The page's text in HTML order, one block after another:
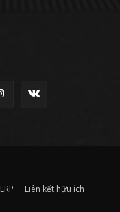
ERP
Liên kết hữu ích